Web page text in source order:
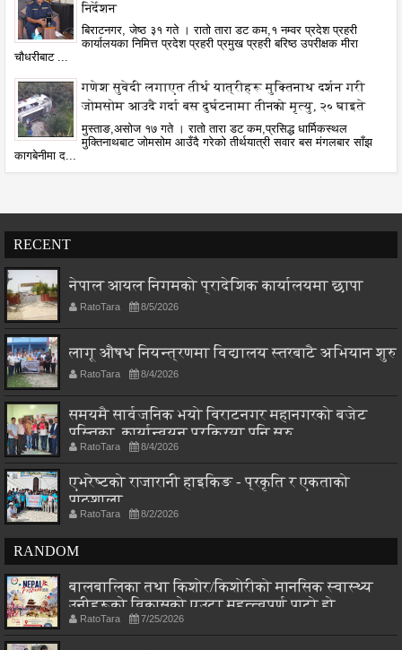
निर्देशन
बिराटनगर, जेष्ठ ३१ गते । रातो तारा डट कम,१ नम्वर प्रदेश प्रहरी
कार्यालयका निमित्त प्रदेश प्रहरी प्रमुख प्रहरी बरिष्ठ उपरीक्षक मीरा
चौधरीबाट ...
गणेश सुवेदी लगाएत तीर्थ यात्रीहरू मुक्तिनाथ दर्शन गरी
जोमसोम आउदै गर्दा बस दुर्घटनामा तीनको मृत्यु, २० घाइते
मुस्ताङ,असोज १७ गते । रातो तारा डट कम,प्रसिद्ध धार्मिकस्थल
मुक्तिनाथबाट जोमसोम आउँदै गरेको तीर्थयात्री सवार बस मंगलबार साँझ
कागबेनीमा द...
RECENT
नेपाल आयल निगमको प्रादेशिक कार्यालयमा छापा
RatoTara 8/5/2026
लागू औषध नियन्त्रणमा विद्यालय स्तरबाटै अभियान शुरु
RatoTara 8/4/2026
समयमै सार्वजनिक भयो विराटनगर महानगरको बजेट
पुस्तिका, कार्यान्वयन प्रक्रिया पनि सुरु
RatoTara 8/4/2026
एभरेष्टको राजारानी हाइकिङ - प्रकृति र एकताको
पाठशाला
RatoTara 8/2/2026
RANDOM
बालबालिका तथा किशोर/किशोरीको मानसिक स्वास्थ्य
उनीहरूको विकासको एउटा महत्त्वपूर्ण पाटो हो
RatoTara 7/25/2026